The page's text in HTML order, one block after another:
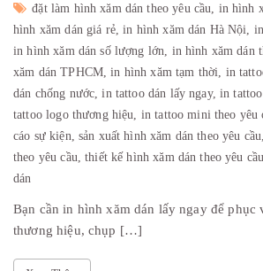
đặt làm hình xăm dán theo yêu cầu, in hình
hình xăm dán giá rẻ,in hình xăm dán Hà Nội,
in hình xăm dán số lượng lớn, in hình xăm dán
xăm dán TPHCM,in hình xăm tạm thời, in
dán chống nước,in tattoo dán lấy ngay,in
tattoo logo thương hiệu, in tattoo mini theo yêu
cáo sự kiện, sản xuất hình xăm dán theo yêu
theo yêu cầu,thiết kế hình xăm dán theo yêu
dán
Bạn cần in hình xăm dán lấy ngay để phục
thương hiệu, chụp […]